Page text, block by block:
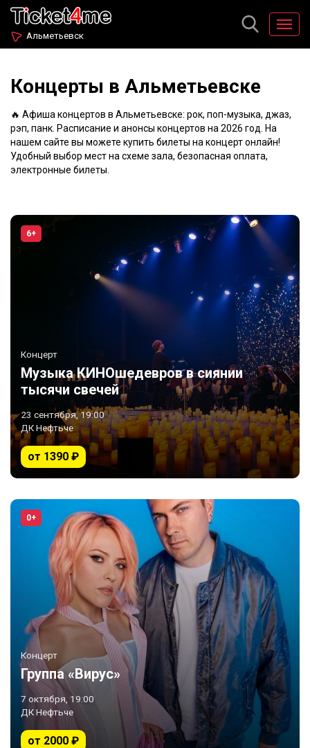
Альметьевск
Концерты в Альметьевске
🔥 Афиша концертов в Альметьевске: рок, поп-музыка, джаз,
рэп, панк. Расписание и анонсы концертов на 2026 год. На
нашем сайте вы можете купить билеты на концерт онлайн!
Удобный выбор мест на схеме зала, безопасная оплата,
электронные билеты.
6+
Концерт
Музыка КИНОшедевров в сиянии
тысячи свечей
23 сентября, 19:00
ДК Нефтьче
от 1390 ₽
0+
Концерт
Группа «Вирус»
7 октября, 19:00
ДК Нефтьче
от 2000 ₽